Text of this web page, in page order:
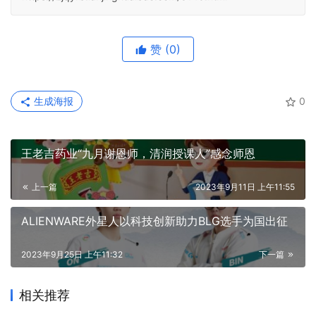
赞 (0)
0
生成海报
王老吉药业“九月谢恩师，清润授课人”感念师恩
上一篇 2023年9月11日 上午11:55
ALIENWARE外星人以科技创新助力BLG选手为国出征
下一篇
2023年9月25日 上午11:32
相关推荐